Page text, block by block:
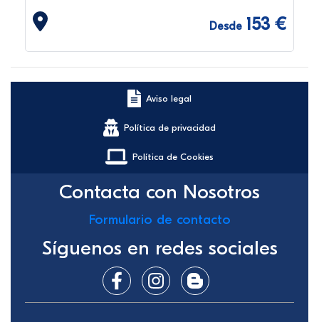
Desde 153 €
Aviso legal
Política de privacidad
Política de Cookies
Contacta con Nosotros
Formulario de contacto
Síguenos en redes sociales